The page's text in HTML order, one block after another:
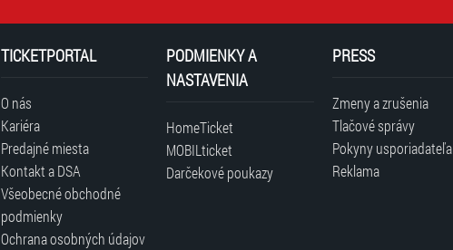
TICKETPORTAL
O nás
Kariéra
Predajné miesta
Kontakt a DSA
Všeobecné obchodné
podmienky
Ochrana osobných údajov
PODMIENKY A
NASTAVENIA
HomeTicket
MOBILticket
Darčekové poukazy
PRESS
Zmeny a zrušenia
Tlačové správy
Pokyny usporiadateľa
Reklama